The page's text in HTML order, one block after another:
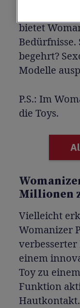
bietet
Bedürfnisse.
begehrt?
Modelle
P.S.: Im
die Toys.
Millionen
Vielleicht
Womanizer
einem
Toy zu
Funktion
Hautkontakt.